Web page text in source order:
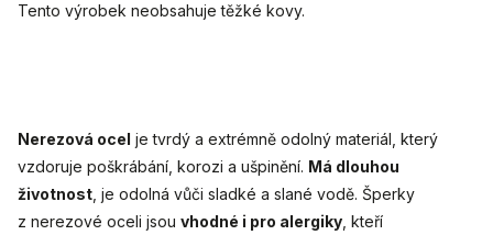
Tento výrobek neobsahuje těžké kovy.
Nerezová ocel je tvrdý a extrémně odolný materiál, který
vzdoruje poškrábání, korozi a ušpinění. Má dlouhou
životnost , je odolná vůči sladké a slané vodě. Šperky
z nerezové oceli jsou vhodné i pro alergiky , kteří